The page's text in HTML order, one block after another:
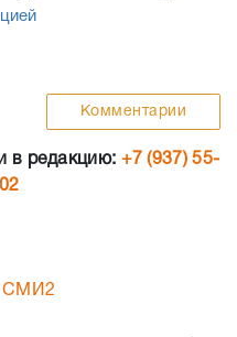
Комментарии
в редакцию: +7 (937) 55-
СМИ2